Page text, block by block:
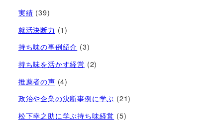
実績 (39)
就活決断力 (1)
持ち味の事例紹介 (3)
持ち味を活かす経営​ (2)
推薦者の声 (4)
政治や企業の決断事例に学ぶ (21)
松下幸之助に学ぶ持ち味経営 (5)